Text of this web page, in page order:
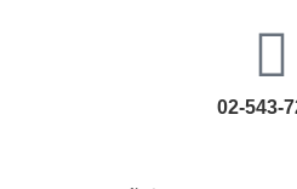
02-543-